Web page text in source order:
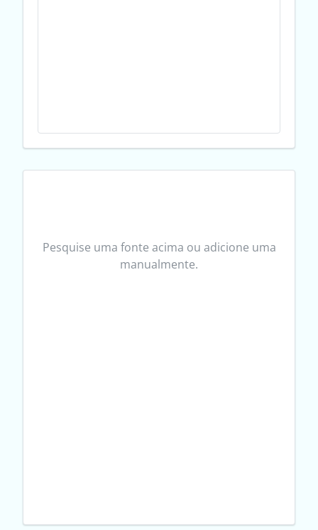
Pesquise uma fonte acima ou adicione uma
manualmente.